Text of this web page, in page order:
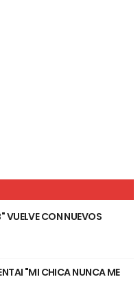
VUELVE CON NUEVOS
"MI CHICA NUNCA ME